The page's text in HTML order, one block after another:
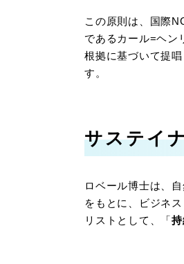
この原則は、国際
であるカール=ヘン
根拠に基づいて提
す。
サステイ
ロベール博士は、
をもとに、ビジネ
リストとして、「